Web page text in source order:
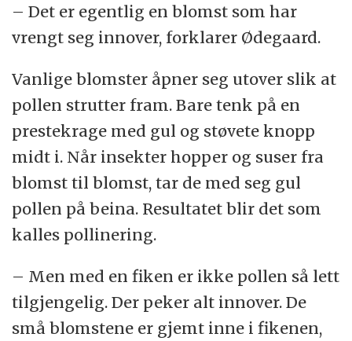
– Det er egentlig en blomst som har
vrengt seg innover, forklarer Ødegaard.
Vanlige blomster åpner seg utover slik at
pollen strutter fram. Bare tenk på en
prestekrage med gul og støvete knopp
midt i. Når insekter hopper og suser fra
blomst til blomst, tar de med seg gul
pollen på beina. Resultatet blir det som
kalles pollinering.
– Men med en fiken er ikke pollen så lett
tilgjengelig. Der peker alt innover. De
små blomstene er gjemt inne i fikenen,